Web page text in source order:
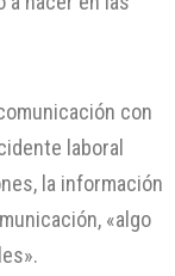
con
laboral
la información
«algo